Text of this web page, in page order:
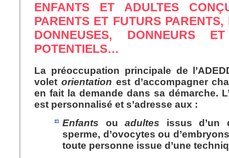
ENFANTS ET ADULTES
PARENTS ET FUTURS
DONNEUSES, DONNEURS
POTENTIELS…
La préoccupation principale de
volet orientation est d’accompagner
en fait la demande dans sa démarche.
est personnalisé et s’adresse aux :
Enfants ouadultes issus d’un
sperme, d’ovocytes ou
toute personne issue d’une